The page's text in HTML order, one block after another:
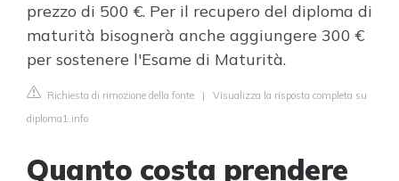
prezzo di 500 €. Per il recupero del diploma di
maturità bisognerà anche aggiungere 300 €
per sostenere l'Esame di Maturità.
Richiesta di rimozione della fonte | Visualizza la risposta completa su
diploma1.info
Quanto costa prendere